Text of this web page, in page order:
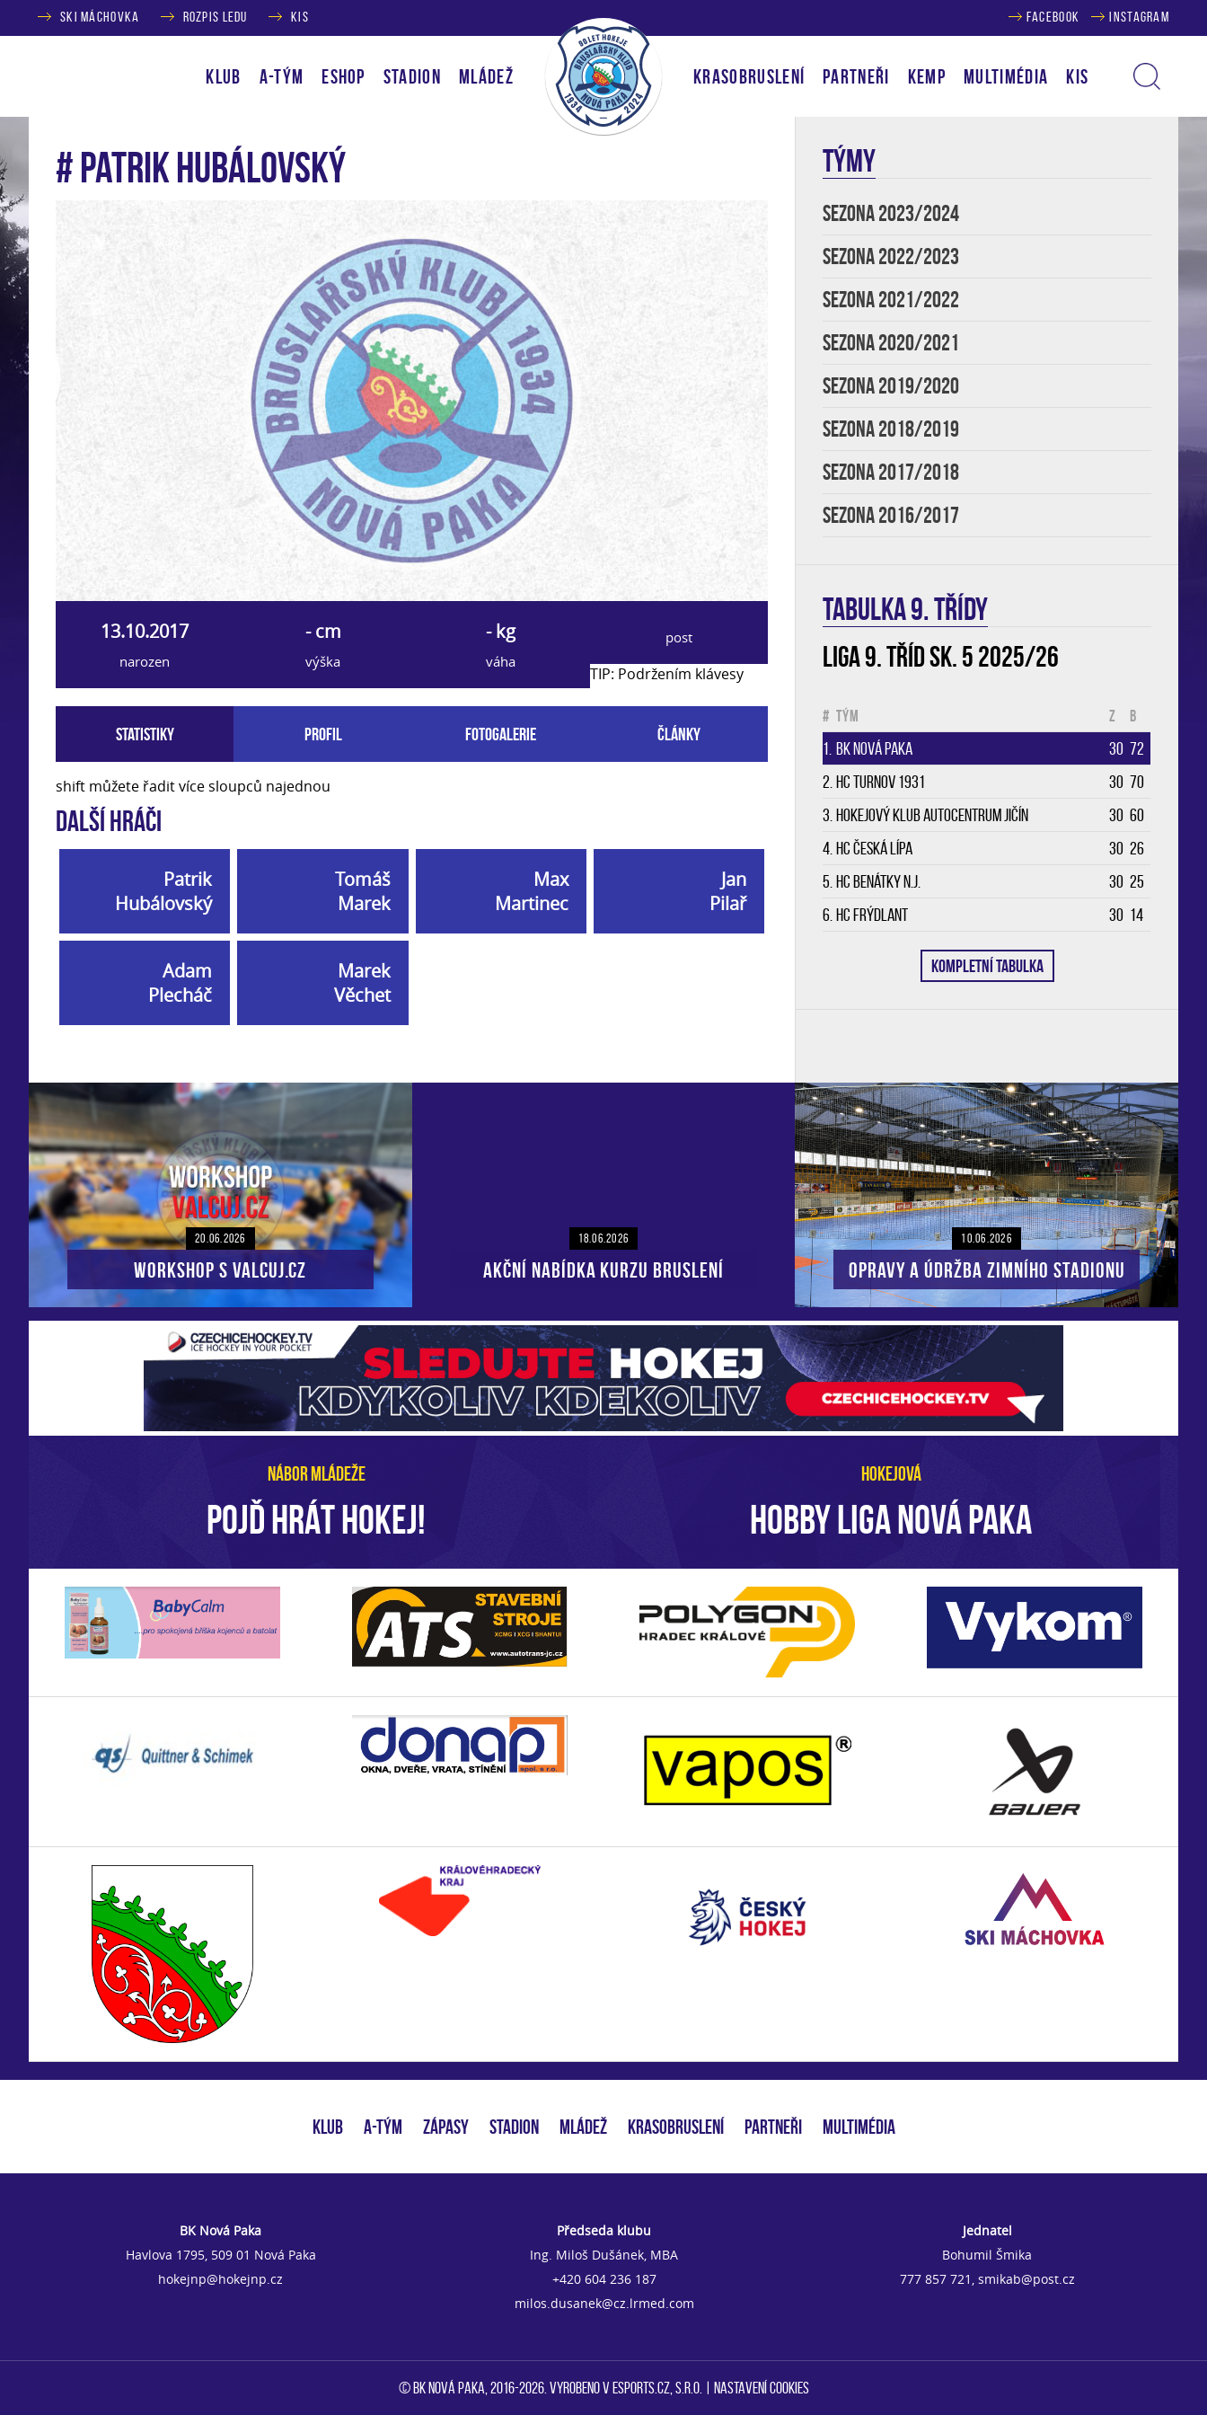
SKI MÁCHOVKA ROZPIS LEDU KIS FACEBOOK INSTAGRAM
KLUB A-TÝM ESHOP STADION MLÁDEŽ KRASOBRUSLENÍ PARTNEŘI KEMP MULTIMÉDIA KIS
# Patrik Hubálovský
13.10.2017
narozen
- cm
výška
- kg
váha
post
Statistiky Profil Fotogalerie Články
TIP: Podržením klávesy
shift můžete řadit více sloupců najednou
Další hráči
Patrik
Hubálovský
Tomáš
Marek
Max
Martinec
Jan
Pilař
Adam
Plecháč
Marek
Věchet
TÝMY
SEZONA 2023/2024
SEZONA 2022/2023
SEZONA 2021/2022
SEZONA 2020/2021
SEZONA 2019/2020
SEZONA 2018/2019
SEZONA 2017/2018
SEZONA 2016/2017
TABULKA 9. třídy
Liga 9. tříd sk. 5 2025/26
# Tým Z B
1. BK Nová Paka 30 72
2. HC Turnov 1931 30 70
3. Hokejový klub Autocentrum Jičín 30 60
4. HC Česká Lípa 30 26
5. HC Benátky n.J. 30 25
6. HC Frýdlant 30 14
KOMPLETNÍ TABULKA
20.06.2026
Workshop s VALCUJ.CZ
18.06.2026
AKČNÍ NABÍDKA KURZU BRUSLENÍ
10.06.2026
Opravy a údržba zimního stadionu
NÁBOR MLÁDEŽE
POJĎ HRÁT HOKEJ!
HOKEJOVÁ
HOBBY LIGA NOVÁ PAKA
KLUB A-TÝM ZÁPASY STADION MLÁDEŽ KRASOBRUSLENÍ PARTNEŘI MULTIMÉDIA
BK Nová Paka
Havlova 1795, 509 01 Nová Paka
hokejnp@hokejnp.cz
Předseda klubu
Ing. Miloš Dušánek, MBA
+420 604 236 187
milos.dusanek@cz.lrmed.com
Jednatel
Bohumil Šmika
777 857 721, smikab@post.cz
© BK Nová Paka, 2016-2026. Vyrobeno v eSports.cz, s.r.o. | Nastavení cookies